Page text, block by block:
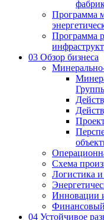
Программа
Программа
03 Обзор бизнеса
Схема
Логистика
Инновации
04 Устойчивое